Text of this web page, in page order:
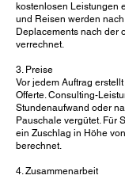
kostenlosen Leistungen
und Reisen werden
Deplacements nach der
verrechnet.
3. Preise
Vor jedem Auftrag
Offerte. Consulting-
Stundenaufwand oder
Pauschale vergütet. Für
ein Zuschlag in Höhe
berechnet.
4. Zusammenarbeit